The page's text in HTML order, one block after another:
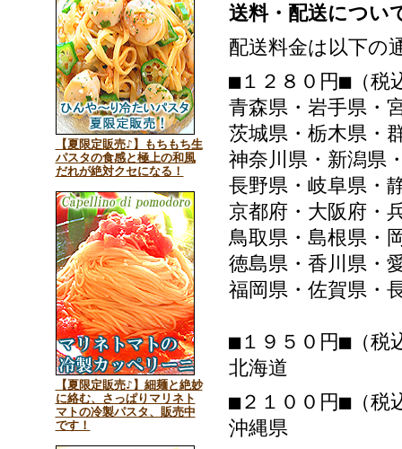
【夏限定販売♪】もちもち生
パスタの食感と極上の和風
だれが絶対クセになる！
【夏限定販売♪】細麺と絶妙
に絡む、さっぱりマリネト
マトの冷製パスタ、販売中
です！
送料・配送につい
配送料金は以下の
■１２８０円■（
青森県・岩手県・
茨城県・栃木県・
神奈川県・新潟県
長野県・岐阜県・
京都府・大阪府・
鳥取県・島根県・
徳島県・香川県・
福岡県・佐賀県・
■１９５０円■（
北海道
■２１００円■（
沖縄県